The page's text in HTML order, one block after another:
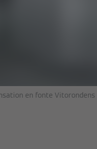
en fonte